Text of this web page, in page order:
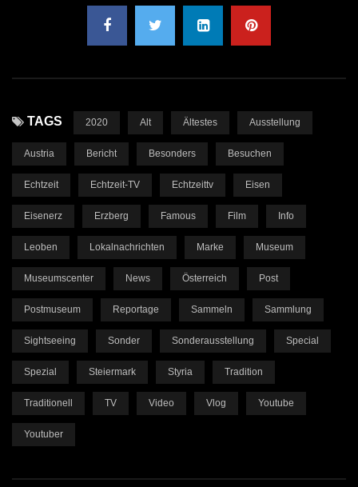
TAGS 2020 Alt Ältestes Ausstellung
Austria Bericht Besonders Besuchen
Echtzeit Echtzeit-TV Echtzeittv Eisen
Eisenerz Erzberg Famous Film Info
Leoben Lokalnachrichten Marke Museum
Museumscenter News Österreich Post
Postmuseum Reportage Sammeln Sammlung
Sightseeing Sonder Sonderausstellung Special
Spezial Steiermark Styria Tradition
Traditionell TV Video Vlog Youtube
Youtuber